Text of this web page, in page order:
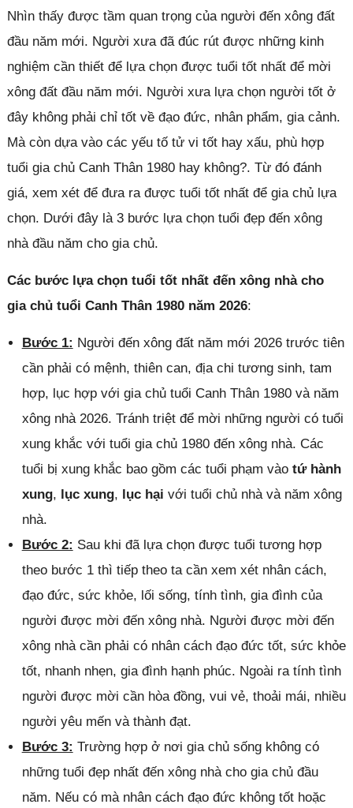
Nhìn thấy được tầm quan trọng của người đến xông đất
đầu năm mới. Người xưa đã đúc rút được những kinh
nghiệm cần thiết để lựa chọn được tuổi tốt nhất để mời
xông đất đầu năm mới. Người xưa lựa chọn người tốt ở
đây không phải chỉ tốt về đạo đức, nhân phẩm, gia cảnh.
Mà còn dựa vào các yếu tố tử vi tốt hay xấu, phù hợp
tuổi gia chủ Canh Thân 1980 hay không?. Từ đó đánh
giá, xem xét để đưa ra được tuổi tốt nhất để gia chủ lựa
chọn. Dưới đây là 3 bước lựa chọn tuổi đẹp đến xông
nhà đầu năm cho gia chủ.
Các bước lựa chọn tuổi tốt nhất đến xông nhà cho
gia chủ tuổi Canh Thân 1980 năm 2026:
Bước 1: Người đến xông đất năm mới 2026 trước tiên
cần phải có mệnh, thiên can, địa chi tương sinh, tam
hợp, lục hợp với gia chủ tuổi Canh Thân 1980 và năm
xông nhà 2026. Tránh triệt để mời những người có tuổi
xung khắc với tuổi gia chủ 1980 đến xông nhà. Các
tuổi bị xung khắc bao gồm các tuổi phạm vào tứ hành
xung, lục xung, lục hại với tuổi chủ nhà và năm xông
nhà.
Bước 2: Sau khi đã lựa chọn được tuổi tương hợp
theo bước 1 thì tiếp theo ta cần xem xét nhân cách,
đạo đức, sức khỏe, lối sống, tính tình, gia đình của
người được mời đến xông nhà. Người được mời đến
xông nhà cần phải có nhân cách đạo đức tốt, sức khỏe
tốt, nhanh nhẹn, gia đình hạnh phúc. Ngoài ra tính tình
người được mời cần hòa đồng, vui vẻ, thoải mái, nhiều
người yêu mến và thành đạt.
Bước 3: Trường hợp ở nơi gia chủ sống không có
những tuổi đẹp nhất đến xông nhà cho gia chủ đầu
năm. Nếu có mà nhân cách đạo đức không tốt hoặc